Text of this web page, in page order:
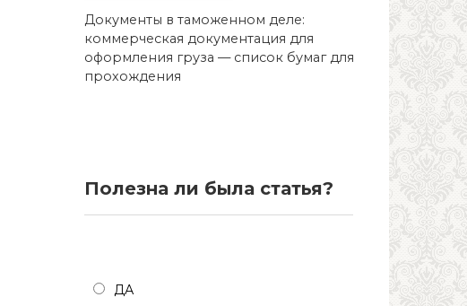
Документы в таможенном деле:
коммерческая документация для
оформления груза — список бумаг для
прохождения
Полезна ли была статья?
ДА